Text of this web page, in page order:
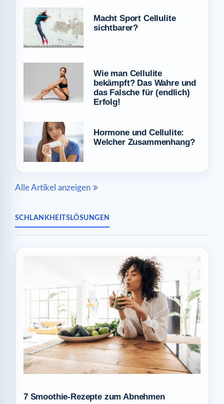
Macht Sport Cellulite
sichtbarer?
Wie man Cellulite
bekämpft? Das Wahre und
das Falsche für (endlich)
Erfolg!
Hormone und Cellulite:
Welcher Zusammenhang?
Alle Artikel anzeigen
SCHLANKHEITSLÖSUNGEN
7 Smoothie-Rezepte zum Abnehmen